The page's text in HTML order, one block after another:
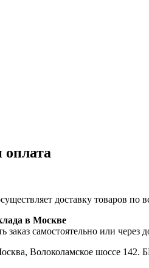
оплата
доставку товаров
в Москве
заказ самостоятельно или
Волоколамское шоссе 142.